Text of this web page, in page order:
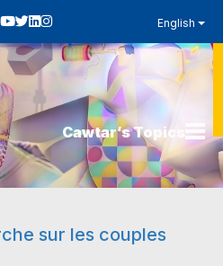
English
Cawtar’s Topics
sur les couples